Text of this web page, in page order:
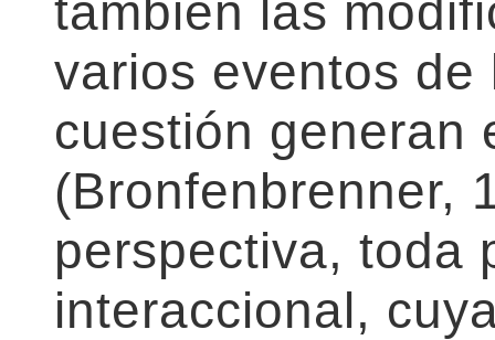
también las
varios eventos
cuestión generan
(Bronfenbrenner,
perspectiva, toda
interaccional,